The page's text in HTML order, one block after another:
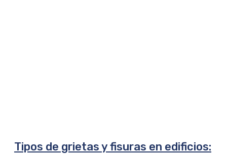
Tipos de grietas y fisuras en edificios: